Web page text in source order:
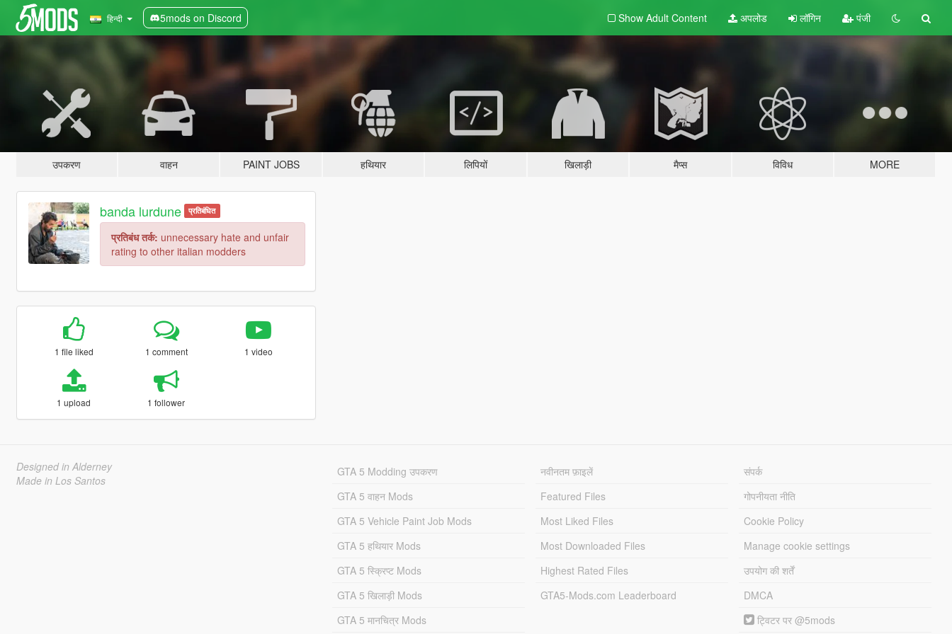
हिन्दी 5mods on Discord Show Adult Content अपलोड लॉगिन पंजी
उपकरण वाहन PAINT JOBS हथियार लिपियों खिलाड़ी मैप्स विविध MORE
banda lurdune प्रतिबंधित
प्रतिबंध तर्क: unnecessary hate and unfair
rating to other italian modders
1 file liked 1 comment 1 video
1 upload 1 follower
Designed in Alderney
Made in Los Santos
GTA 5 Modding उपकरण
GTA 5 वाहन Mods
GTA 5 Vehicle Paint Job Mods
GTA 5 हथियार Mods
GTA 5 स्क्रिप्ट Mods
GTA 5 खिलाड़ी Mods
GTA 5 मानचित्र Mods
नवीनतम फ़ाइलें
Featured Files
Most Liked Files
Most Downloaded Files
Highest Rated Files
GTA5-Mods.com Leaderboard
संपर्क
गोपनीयता नीति
Cookie Policy
Manage cookie settings
उपयोग की शर्तें
DMCA
ट्विटर पर @5mods